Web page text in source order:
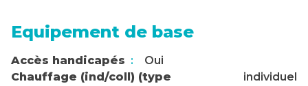
Equipement de base
Accès handicapés
Oui
Chauffage (ind/coll) (type
individuel